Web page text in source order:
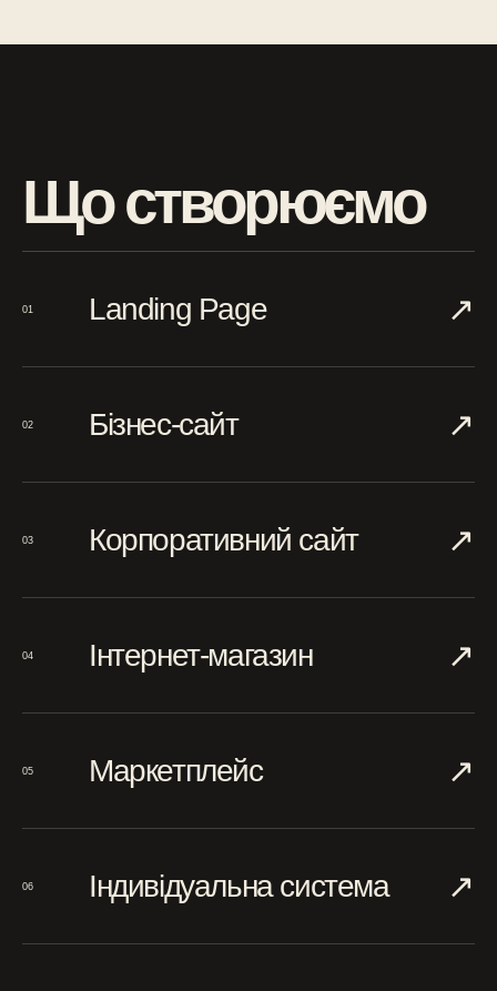
Що створюємо
01 Landing Page ↗︎
02 Бізнес-сайт ↗︎
03 Корпоративний сайт ↗︎
04 Інтернет-магазин ↗︎
05 Маркетплейс ↗︎
06 Індивідуальна система ↗︎